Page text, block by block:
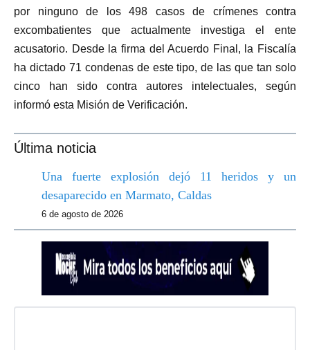
por ninguno de los 498 casos de crímenes contra
excombatientes que actualmente investiga el ente
acusatorio. Desde la firma del Acuerdo Final, la Fiscalía
ha dictado 71 condenas de este tipo, de las que tan solo
cinco han sido contra autores intelectuales, según
informó esta Misión de Verificación.
Última noticia
Una fuerte explosión dejó 11 heridos y un
desaparecido en Marmato, Caldas
6 de agosto de 2026